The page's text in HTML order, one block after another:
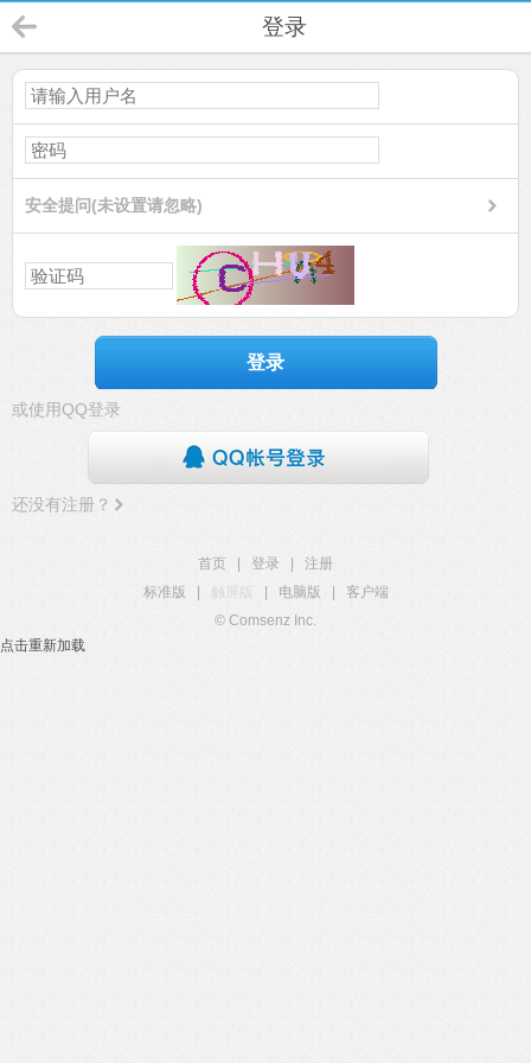
登录
安全提问(未设置请忽略)
登录
或使用QQ登录
还没有注册？
首页 登录
注册
标准版
触屏版 电脑版
客户端
© Comsenz Inc.
点击重新加载